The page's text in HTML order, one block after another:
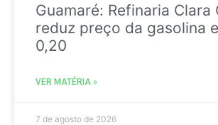
Guamaré: Refinaria Clara
reduz preço da gasolina
0,20
VER MATÉRIA »
7 de agosto de 2026